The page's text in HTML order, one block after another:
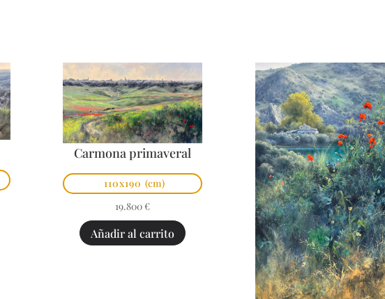
Carmona primaveral
110x190 (cm)
19.800 €
Añadir al carrito